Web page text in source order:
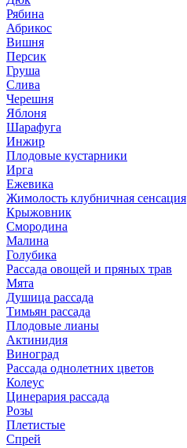
Рябина
Абрикос
Вишня
Персик
Груша
Слива
Черешня
Яблоня
Шарафуга
Инжир
Плодовые кустарники
Ирга
Ежевика
Жимолость клубничная сенсация
Крыжовник
Смородина
Малина
Голубика
Рассада овощей и пряных трав
Мята
Душица рассада
Тимьян рассада
Плодовые лианы
Актинидия
Виноград
Рассада однолетних цветов
Колеус
Цинерария рассада
Розы
Плетистые
Спрей